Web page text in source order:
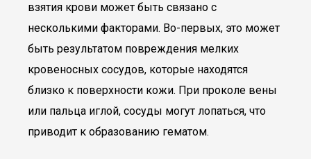
взятия крови может быть связано с
несколькими факторами. Во-первых, это может
быть результатом повреждения мелких
кровеносных сосудов, которые находятся
близко к поверхности кожи. При проколе вены
или пальца иглой, сосуды могут лопаться, что
приводит к образованию гематом.